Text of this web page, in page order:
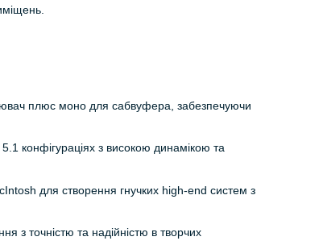
плюс моно для сабвуфера, забезпечуючи
конфігураціях з високою динамікою та
для створення гнучких high-end систем з
з точністю та надійністю в творчих